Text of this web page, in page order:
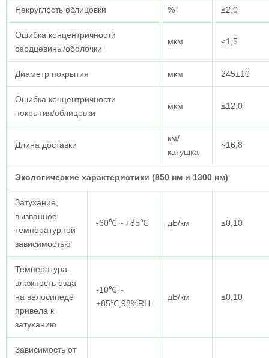
Некруглость облицовки % ≤2,0
Ошибка концентричности
сердцевины/оболочки
мкм ≤1,5
Диаметр покрытия мкм 245±10
Ошибка концентричности
покрытия/облицовки
мкм ≤12,0
Длина доставки
км/
катушка
~16,8
Экологические характеристики (850 нм и 1300 нм)
Затухание,
вызванное
температурной
зависимостью
-60℃～+85℃ дБ/км ≤0,10
Температура-
влажность езда
на велосипеде
привела к
затуханию
-10℃～
+85℃,98%RH
дБ/км ≤0,10
Зависимость от